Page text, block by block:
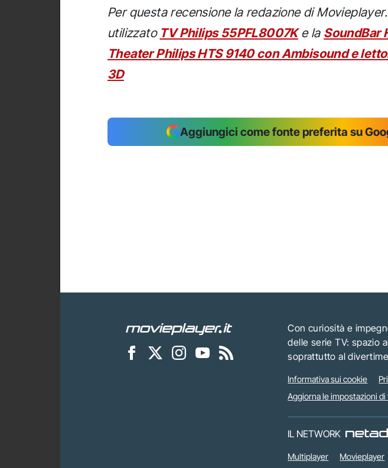
Per questa recensione la redazione di
utilizzato TV Philips 55PFL8007Ke la SoundBar
Theater Philips HTS 9140 con Ambisound e
3D
Aggiungici come fonte preferita su
Con curiosità e
delle serie TV: spazio
soprattutto al
Informativa sui cookie
Aggiorna le impostazioni
IL NETWORK
Multiplayer Movieplayer